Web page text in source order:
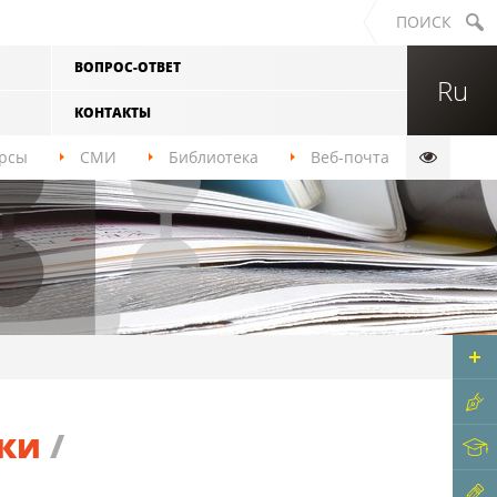
ВОПРОС-ОТВЕТ
КОНТАКТЫ
СМИ Библиотека Веб-почта
/
спорта
и
Политехнический институт
Юридический институт
Лесосибирский педагогический
институт — филиал СФУ
Саяно-Шушенский филиал СФУ
Хакасский технический институт —
филиал СФУ
ПОИСК
Ru